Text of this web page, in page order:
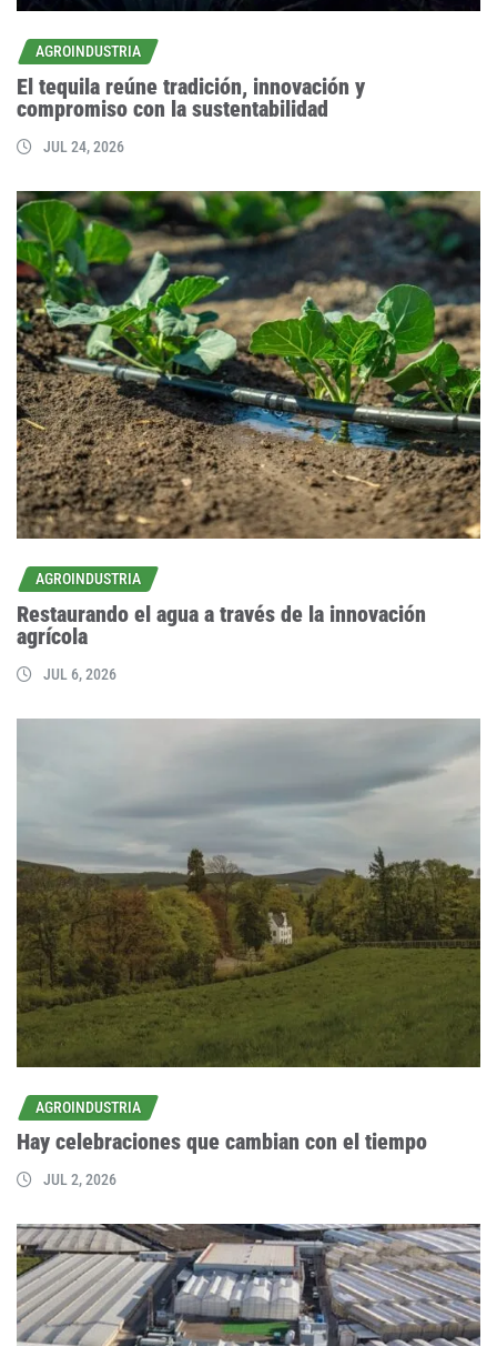
AGROINDUSTRIA
El tequila reúne tradición, innovación y
compromiso con la sustentabilidad
JUL 24, 2026
AGROINDUSTRIA
Restaurando el agua a través de la innovación
agrícola
JUL 6, 2026
AGROINDUSTRIA
Hay celebraciones que cambian con el tiempo
JUL 2, 2026